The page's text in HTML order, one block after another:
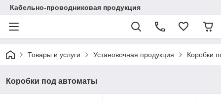
Кабельно-проводниковая продукция
Товары и услуги Установочная продукция Коробки
Коробки под автоматы